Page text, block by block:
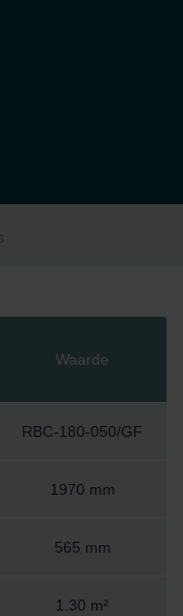
Waarde
RBC-180-050/GF
1970 mm
565 mm
1.30 m²